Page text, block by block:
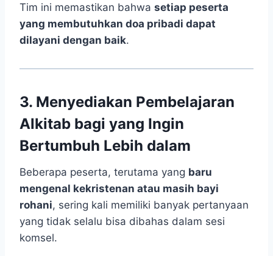
Tim ini memastikan bahwa setiap peserta
yang membutuhkan doa pribadi dapat
dilayani dengan baik.
3. Menyediakan Pembelajaran
Alkitab bagi yang Ingin
Bertumbuh Lebih dalam
Beberapa peserta, terutama yang baru
mengenal kekristenan atau masih bayi
rohani, sering kali memiliki banyak pertanyaan
yang tidak selalu bisa dibahas dalam sesi
komsel.